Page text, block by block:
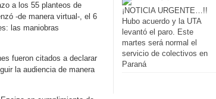
a los 55 planteos de
-de manera virtual-, el 6
las maniobras
fueron citados a declarar
la audiencia de manera
¡NOTICIA URGENTE…!!
Hubo acuerdo y la UTA
levantó el paro. Este
martes será normal el
servicio de colectivos en
Paraná